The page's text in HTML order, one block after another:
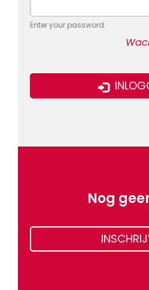
Enter your password.
Nog